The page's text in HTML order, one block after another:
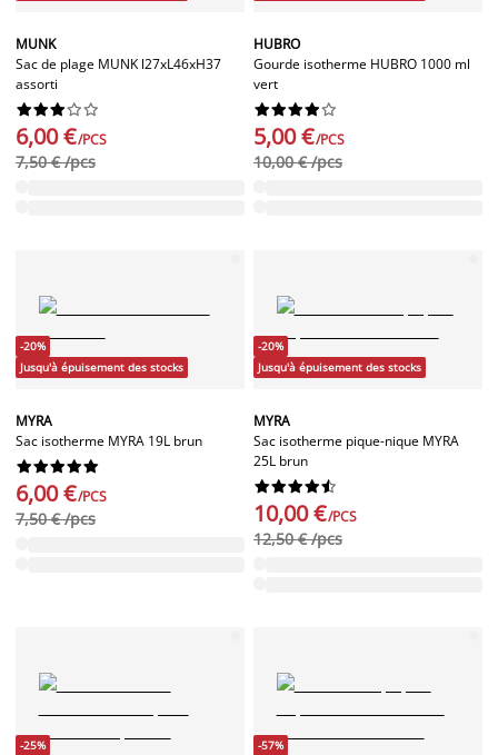
MUNK
Sac de plage MUNK l27xL46xH37
assorti






6,00 €/PCS
7,50 € /pcs
HUBRO
Gourde isotherme HUBRO 1000 ml
vert






5,00 €/PCS
10,00 € /pcs
-20%
Jusqu'à épuisement des stocks
MYRA
Sac isotherme MYRA 19L brun






6,00 €/PCS
7,50 € /pcs
-20%
Jusqu'à épuisement des stocks
MYRA
Sac isotherme pique-nique MYRA
25L brun






10,00 €/PCS
12,50 € /pcs
-25% -57%